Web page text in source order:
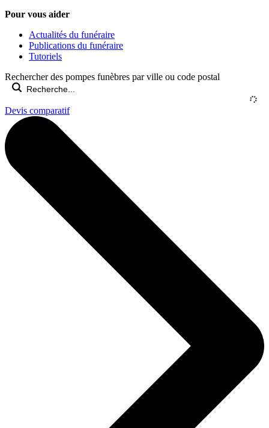
Pour vous aider
Actualités du funéraire
Publications du funéraire
Tutoriels
Rechercher des pompes funèbres par ville ou code postal
Devis comparatif